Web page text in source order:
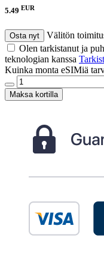
5.49 EUR
Osta nyt
Välitön
Olen tarkistanut ja
teknologian kanssa
Kuinka monta eSIMiä
Maksa kortilla